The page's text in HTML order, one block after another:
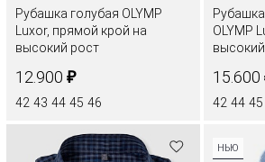
Рубашка голубая OLYMP
Luxor, прямой крой на
высокий рост
12.900 ₽
42 43 44 45 46
OLYMP
15.600
42 44 45
НЬЮ